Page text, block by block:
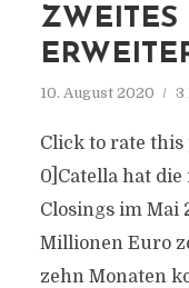
ZWEITES
10. August 2020 3
Click to rate this
0]Catella hat
Closings im Mai
Millionen Euro
zehn Monaten